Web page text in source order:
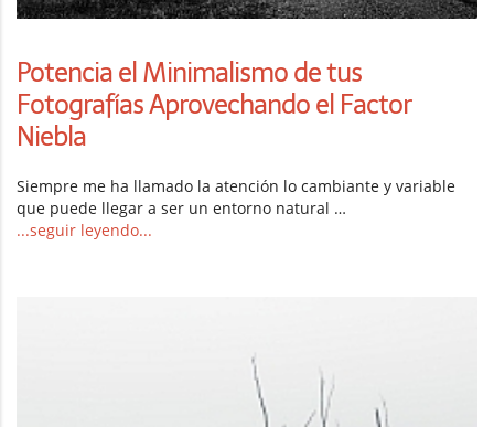
Potencia el Minimalismo de tus
Fotografías Aprovechando el Factor
Niebla
Siempre me ha llamado la atención lo cambiante y variable
que puede llegar a ser un entorno natural …
...seguir leyendo...